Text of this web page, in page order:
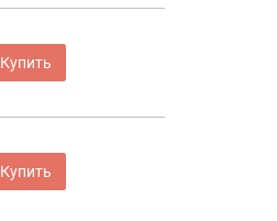
Купить
Купить